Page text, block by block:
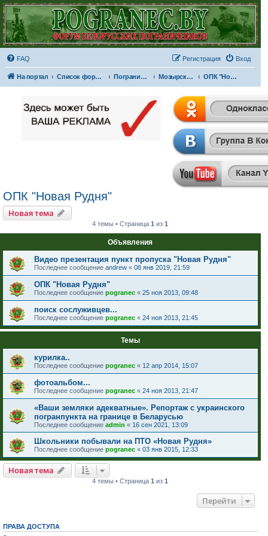
FAQ Вход
Регистрация
На портал Список форумов Пограничные отряды и части Мозырский пограничный отряд ОПК "Новая Рудня"
ОПК "Новая Рудня"
Новая тема
4 темы • Страница1 из1
Объявления
Видео презентация пункт пропуска "Новая Рудня"
Последнее сообщение andrew « 08 янв 2019, 21:59
ОПК "Новая Рудня"
Последнее сообщение pogranec « 25 ноя 2013, 09:48
поиск сослуживцев...
Последнее сообщение pogranec « 24 ноя 2013, 21:45
Темы
курилка..
Последнее сообщение pogranec « 12 апр 2014, 15:07
фотоальбом...
Последнее сообщение pogranec « 24 ноя 2013, 21:47
«Ваши земляки адекватные». Репортаж с украинского
погранпункта на границе в Беларусью
Последнее сообщение admin « 16 сен 2021, 13:09
Школьники побывали на ПТО «Новая Рудня»
Последнее сообщение pogranec « 03 янв 2015, 12:33
Новая тема
4 темы • Страница1 из1
Перейти
ПРАВА ДОСТУПА